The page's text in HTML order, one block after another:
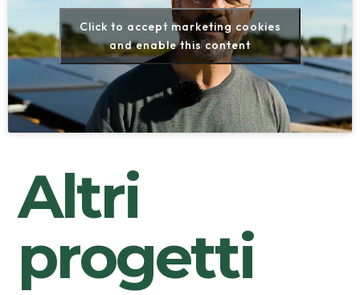
Click to accept marketing cookies
and enable this content
Altri
progetti